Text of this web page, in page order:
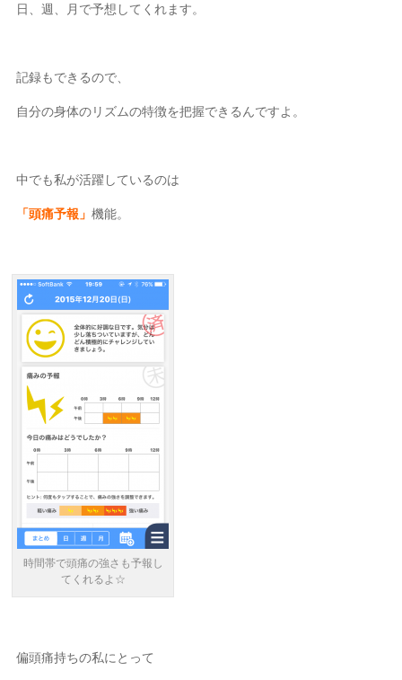
日、週、月で予想してくれます。
記録もできるので、
自分の身体のリズムの特徴を把握できるんですよ。
中でも私が活躍しているのは
「頭痛予報」機能。
時間帯で頭痛の強さも予報し
てくれるよ☆
偏頭痛持ちの私にとって